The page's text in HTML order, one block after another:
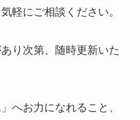
軽にご相談ください。
り次第、随時更新いた
へお力になれること、